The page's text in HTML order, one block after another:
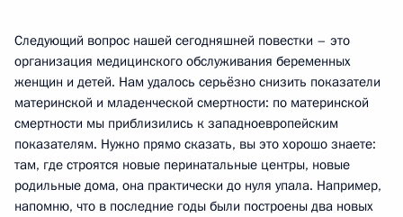
Следующий вопрос нашей сегодняшней повестки – это
организация медицинского обслуживания беременных
женщин и детей. Нам удалось серьёзно снизить показатели
материнской и младенческой смертности: по материнской
смертности мы приблизились к западноевропейским
показателям. Нужно прямо сказать, вы это хорошо знаете:
там, где строятся новые перинатальные центры, новые
родильные дома, она практически до нуля упала. Например,
напомню, что в последние годы были построены два новых